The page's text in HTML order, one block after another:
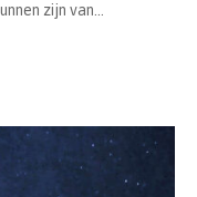
zijn van...